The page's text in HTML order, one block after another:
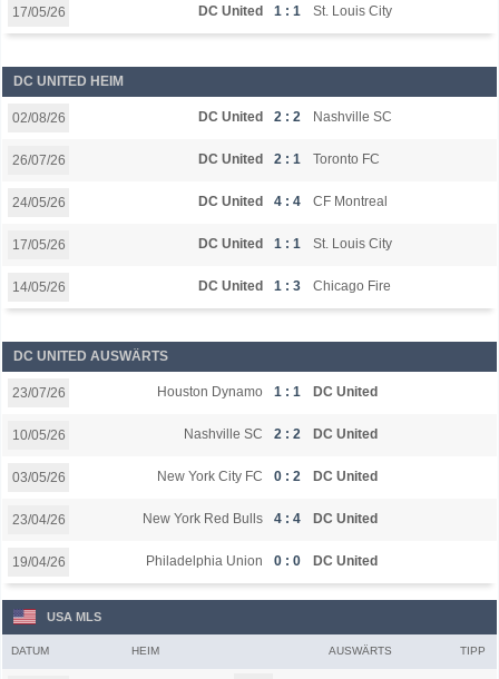
17/05/26 DC United 1 : 1 St. Louis City
DC UNITED HEIM
02/08/26 DC United 2 : 2 Nashville SC
26/07/26 DC United 2 : 1 Toronto FC
24/05/26 DC United 4 : 4 CF Montreal
17/05/26 DC United 1 : 1 St. Louis City
14/05/26 DC United 1 : 3 Chicago Fire
DC UNITED AUSWÄRTS
23/07/26 Houston Dynamo 1 : 1 DC United
10/05/26 Nashville SC 2 : 2 DC United
03/05/26 New York City FC 0 : 2 DC United
23/04/26 New York Red Bulls 4 : 4 DC United
19/04/26 Philadelphia Union 0 : 0 DC United
USA MLS
DATUM HEIM AUSWÄRTS TIPP